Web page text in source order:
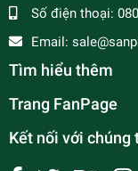
Số điện thoại:
Email:
Tìm hiểu thêm
Trang FanPage
Kết nối với chúng